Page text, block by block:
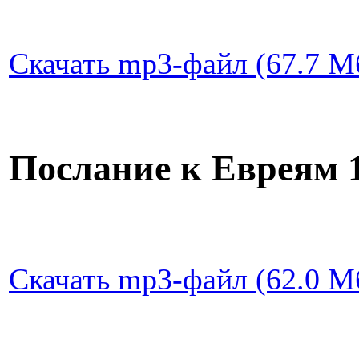
Скачать mp3-файл (67.7
Послание к Евреям
Скачать mp3-файл (62.0